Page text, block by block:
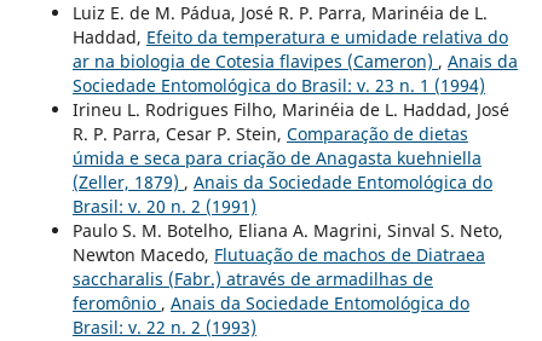
Luiz E. de M. Pádua, José R. P. Parra, Marinéia de L.
Haddad, Efeito da temperatura e umidade relativa do
ar na biologia de Cotesia flavipes (Cameron) , Anais da
Sociedade Entomológica do Brasil: v. 23 n. 1 (1994)
Irineu L. Rodrigues Filho, Marinéia de L. Haddad, José
R. P. Parra, Cesar P. Stein, Comparação de dietas
úmida e seca para criação de Anagasta kuehniella
(Zeller, 1879) , Anais da Sociedade Entomológica do
Brasil: v. 20 n. 2 (1991)
Paulo S. M. Botelho, Eliana A. Magrini, Sinval S. Neto,
Newton Macedo, Flutuação de machos de Diatraea
saccharalis (Fabr.) através de armadilhas de
feromônio , Anais da Sociedade Entomológica do
Brasil: v. 22 n. 2 (1993)